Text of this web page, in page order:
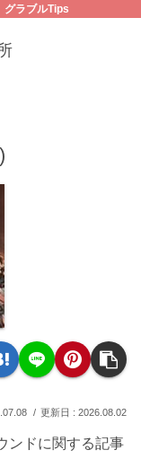
ラブルTips
2026.08.02
ンドに関する記事